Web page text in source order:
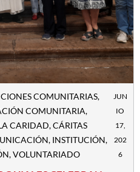
COMUNITARIAS,
COMUNITARIA,
CARIDAD,CÁRITAS
, INSTITUCIÓN,
,VOLUNTARIADO
JUN
IO
17,
202
6